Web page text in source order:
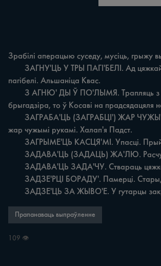
Зрабілі аперацыю суседу, мусіць, грыжу
пагібелі. Альшаніца Квас.
брыгадзіра, то ў Косаві на
жар чужымі рукамі. Халап'я Падст.
ЗАДЗЕ'ЦЬ ЗА ЖЫВО'Е. У гутарцы
Прапанаваць выпраўленне
109 👁